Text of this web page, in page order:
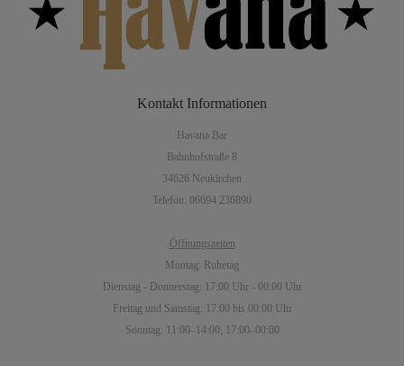
Kontakt Informationen
Havana Bar
Bahnhofstraße 8
34626 Neukirchen
Telefon: 06694 236890
Öffnungszeiten
Montag: Ruhetag
Dienstag - Donnerstag: 17:00 Uhr - 00:00 Uhr
Freitag und Samstag: 17:00 bis 00:00 Uhr
Sonntag: 11:00–14:00, 17:00–00:00